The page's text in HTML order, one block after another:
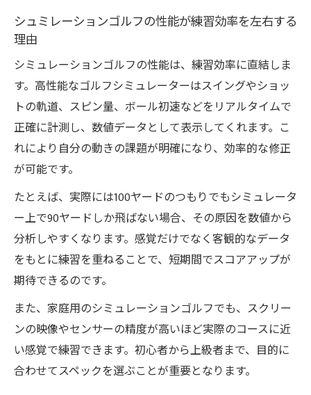
と選び方
方
自宅に最適なシュミレーションゴルフの設
置条件を解説
シュミレーションゴルフ設置に必要な広さ
とスペックのポイント
方法と注意点
設置スペース別シュミレーションゴルフの
選び方ガイド
省スペースでも楽しめるシュミレーション
精度とリアル感に優れた自宅用シュミレーショ
ンゴルフとは
精度重視のシュミレーションゴルフが実現
するリアル体験
シュミレーションゴルフの性能が練習効率を左右する
理由
シミュレーションゴルフの性能は、練習効率に直結しま
す。高性能なゴルフシミュレーターはスイングやショッ
トの軌道、スピン量、ボール初速などをリアルタイムで
正確に計測し、数値データとして表示してくれます。こ
れにより自分の動きの課題が明確になり、効率的な修正
が可能です。
たとえば、実際には100ヤードのつもりでもシミュレータ
ー上で90ヤードしか飛ばない場合、その原因を数値から
分析しやすくなります。感覚だけでなく客観的なデータ
をもとに練習を重ねることで、短期間でスコアアップが
期待できるのです。
また、家庭用のシミュレーションゴルフでも、スクリー
ンの映像やセンサーの精度が高いほど実際のコースに近
い感覚で練習できます。初心者から上級者まで、目的に
合わせてスペックを選ぶことが重要となります。